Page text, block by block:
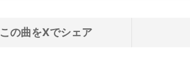
この曲をXでシェア